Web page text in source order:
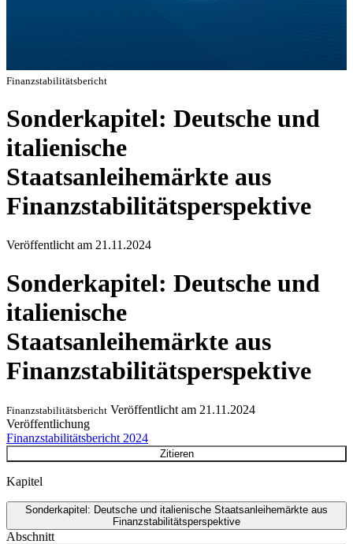
Finanzstabilitätsbericht
Sonderkapitel: Deutsche und
italienische
Staatsanleihemärkte aus
Finanzstabilitätsperspektive
Veröffentlicht am 21.11.2024
Sonderkapitel: Deutsche und
italienische
Staatsanleihemärkte aus
Finanzstabilitätsperspektive
Finanzstabilitätsbericht Veröffentlicht am 21.11.2024
Veröffentlichung
Finanzstabilitätsbericht 2024
Zitieren
Kapitel
Sonderkapitel: Deutsche und italienische Staatsanleihemärkte aus
Finanzstabilitätsperspektive
Abschnitt